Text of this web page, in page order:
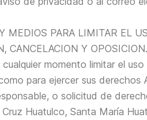
MEDIOS PARA LIMITAR EL
CANCELACION Y OPOSICION.
momento limitar el
para ejercer sus
o solicitud de
Huatulco, Santa María